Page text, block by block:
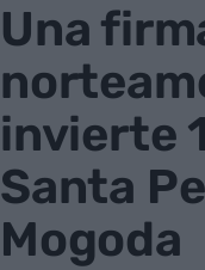
Una
invierte
Santa
Mogoda